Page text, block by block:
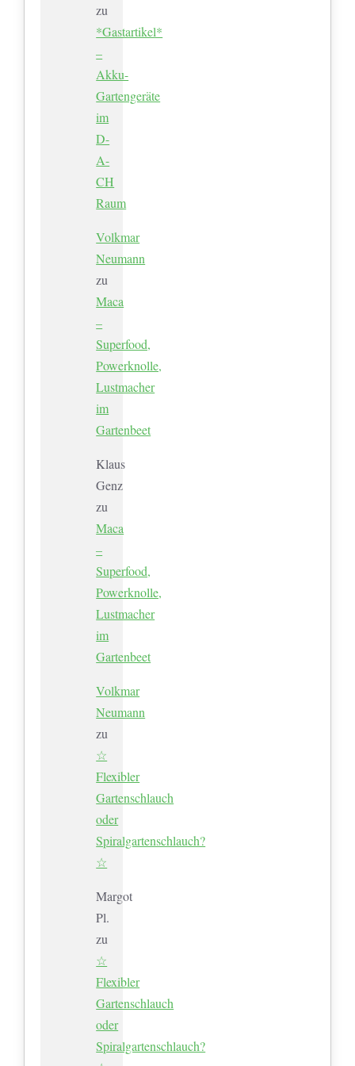
zu
*Gastartikel*
–
Akku-
Gartengeräte
im
D-
A-
CH
Raum
Volkmar
Neumann
zu
Maca
–
Superfood,
Powerknolle,
Lustmacher
im
Gartenbeet
Klaus
Genz
zu
Maca
–
Superfood,
Powerknolle,
Lustmacher
im
Gartenbeet
Volkmar
Neumann
zu
☆
Flexibler
Gartenschlauch
oder
Spiralgartenschlauch?
☆
Margot
Pl.
zu
☆
Flexibler
Gartenschlauch
oder
Spiralgartenschlauch?